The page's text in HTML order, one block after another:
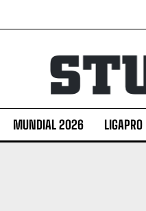
MUNDIAL 2026 LIGAPRO